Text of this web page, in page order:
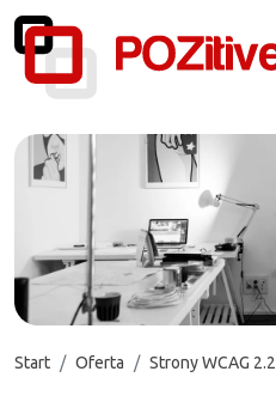
Start Oferta Strony WCAG 2.2